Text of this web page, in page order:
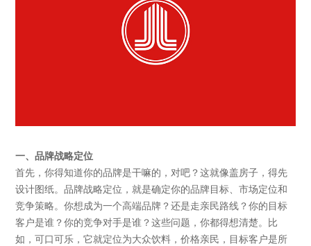
一、品牌战略定位
首先，你得知道你的品牌是干嘛的，对吧？这就像盖房子，得先
设计图纸。品牌战略定位，就是确定你的品牌目标、市场定位和
竞争策略。你想成为一个高端品牌？还是走亲民路线？你的目标
客户是谁？你的竞争对手是谁？这些问题，你都得想清楚。比
如，可口可乐，它就定位为大众饮料，价格亲民，目标客户是所